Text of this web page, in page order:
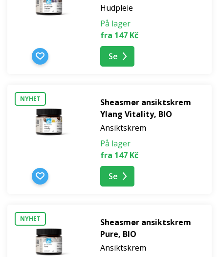
Hudpleie
På lager
fra 147 Kč
Se
NYHET
Sheasmør ansiktskrem
Ylang Vitality, BIO
Ansiktskrem
På lager
fra 147 Kč
Se
NYHET
Sheasmør ansiktskrem
Pure, BIO
Ansiktskrem